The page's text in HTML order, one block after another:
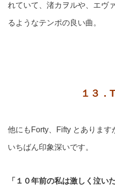
れていて、渚カヲルや、エヴ
るようなテンポの良い曲。
１３．
他にもForty、Fifty とありま
いちばん印象深いです。
「１０年前の私は激しく泣い